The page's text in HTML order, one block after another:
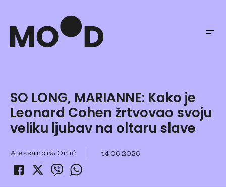
SO LONG, MARIANNE: Kako je
Leonard Cohen žrtvovao svoju
veliku ljubav na oltaru slave
Aleksandra Orlić 14.06.2026.